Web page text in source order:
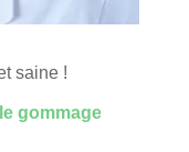
saine !
gommage